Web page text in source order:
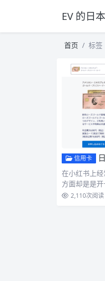
EV 的日
首页 标签
信用卡
在小红书上
方面却是是
兑换 4 趟中…
2,110次阅读